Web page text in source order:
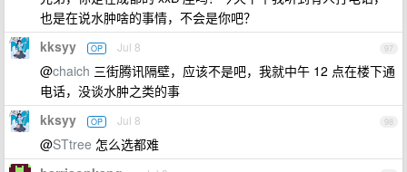
也是在说水肿啥的事情，不会是你吧？
97
kksyy OP Jul 8
@chaich 三街腾讯隔壁，应该不是吧，我就中午 12 点在楼下通
电话，没谈水肿之类的事
98
kksyy OP Jul 8
@STtree 怎么选都难